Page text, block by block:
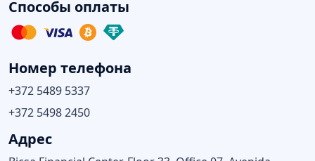
Способы оплаты
Номер телефона
+372 5489 5337
+372 5498 2450
Адрес